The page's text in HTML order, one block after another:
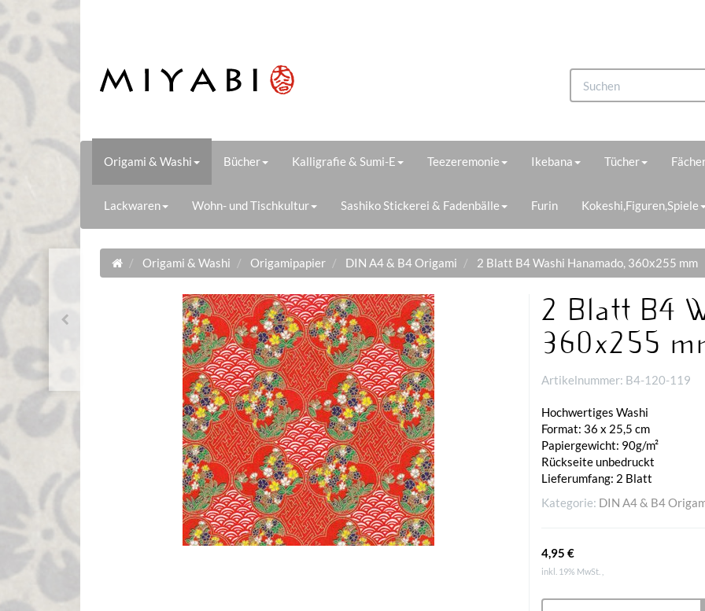
Origami & Washi Bücher Kalligrafie & Sumi-E Teezeremonie Ikebana Tücher
Lackwaren Wohn- und Tischkultur Sashiko Stickerei & Fadenbälle Furin Kokeshi,Figuren,Spiele
Origami & Washi Origamipapier DIN A4 & B4 Origami 2 Blatt B4 Washi Hanamado, 360x255 mm
2 Blatt B4
360x255
Artikelnummer: B4-120-119
Hochwertiges Washi
Format: 36 x 25,5 cm
Papiergewicht: 90g/m²
Rückseite unbedruckt
Lieferumfang: 2 Blatt
Kategorie: DIN A4 & B4
4,95 €
inkl. 19% MwSt. ,